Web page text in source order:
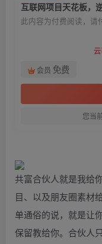
互联网项目天花板，
此内容为付费阅读，请
会员 免费
您当
共富合伙人就是我给
目、以及朋友圈素材
单通俗的说，就是让
保留教给你。合伙人